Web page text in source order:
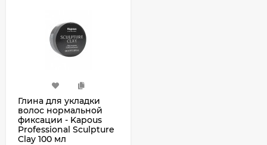
Глина для укладки
волос нормальной
фиксации - Kapous
Professional Sculpture
Clay 100 мл